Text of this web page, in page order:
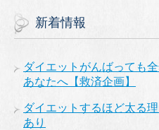
新着情報
ダイエットがんばっても
あなたへ【救済企画】
ダイエットするほど太る
あり